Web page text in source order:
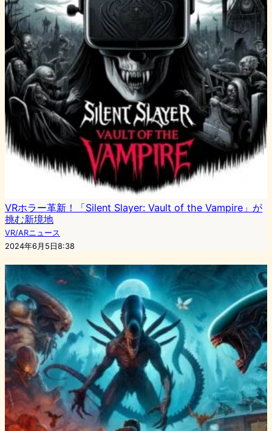
VRホラー革新！「Silent Slayer: Vault of the Vampire」が
挑む新境地
VR/ARニュース
2024年6月5日8:38